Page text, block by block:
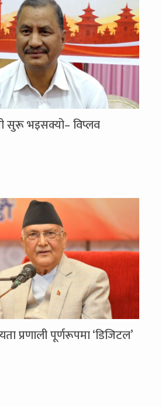
सुरू भइसक्यो– विप्लव
प्रणाली पूर्णरूपमा ‘डिजिटल’